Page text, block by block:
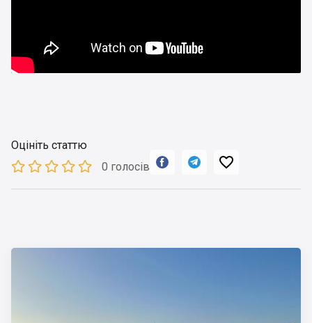
Оцініть статтю
0 голосів
  